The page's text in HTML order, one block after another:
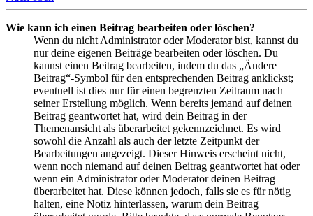
Wie kann ich einen Beitrag bearbeiten oder löschen?
Wenn du nicht Administrator oder Moderator bist, kannst du
nur deine eigenen Beiträge bearbeiten oder löschen. Du
kannst einen Beitrag bearbeiten, indem du das „Ändere
Beitrag“-Symbol für den entsprechenden Beitrag anklickst;
eventuell ist dies nur für einen begrenzten Zeitraum nach
seiner Erstellung möglich. Wenn bereits jemand auf deinen
Beitrag geantwortet hat, wird dein Beitrag in der
Themenansicht als überarbeitet gekennzeichnet. Es wird
sowohl die Anzahl als auch der letzte Zeitpunkt der
Bearbeitungen angezeigt. Dieser Hinweis erscheint nicht,
wenn noch niemand auf deinen Beitrag geantwortet hat oder
wenn ein Administrator oder Moderator deinen Beitrag
überarbeitet hat. Diese können jedoch, falls sie es für nötig
halten, eine Notiz hinterlassen, warum dein Beitrag